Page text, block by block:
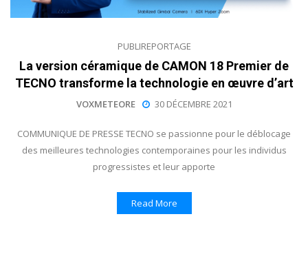
PUBLIREPORTAGE
La version céramique de CAMON 18 Premier de
TECNO transforme la technologie en œuvre d’art
VOXMETEORE 30 DÉCEMBRE 2021
COMMUNIQUE DE PRESSE TECNO se passionne pour le déblocage
des meilleures technologies contemporaines pour les individus
progressistes et leur apporte
Read More